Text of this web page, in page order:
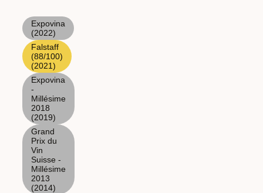
Expovina
(2022)
Falstaff
(88/100)
(2021)
Expovina
-
Millésime
2018
(2019)
Grand
Prix du
Vin
Suisse -
Millésime
2013
(2014)